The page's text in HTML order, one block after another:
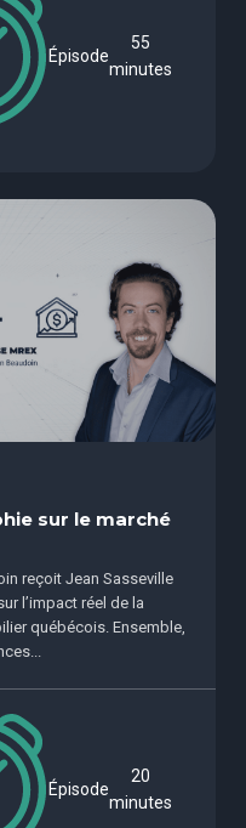
Épisode
55
minutes
sur le marché
reçoit Jean Sasseville
l’impact réel de la
québécois. Ensemble,
Épisode
20
minutes